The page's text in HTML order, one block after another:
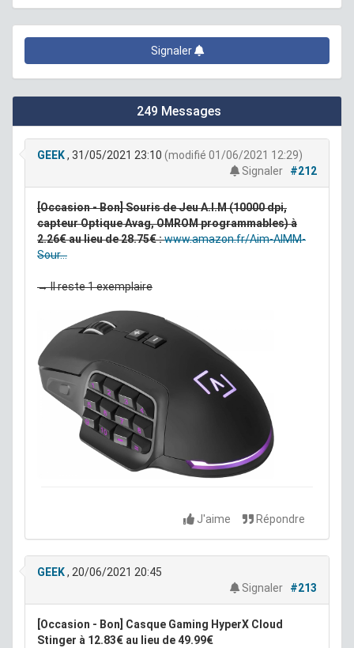
Signaler
249 Messages
GEEK, 31/05/2021 23:10 (modifié 01/06/2021 12:29)
Signaler
#212
[Occasion - Bon] Souris de Jeu A.I.M (10000 dpi,
capteur Optique Avag, OMROM programmables) à
2.26€ au lieu de 28.75€ :www.amazon.fr/Aim-AIMM-
Sour...
→ Il reste 1 exemplaire
J'aime Répondre
GEEK, 20/06/2021 20:45
Signaler
#213
[Occasion - Bon] Casque Gaming HyperX Cloud
Stinger à 12.83€ au lieu de 49.99€